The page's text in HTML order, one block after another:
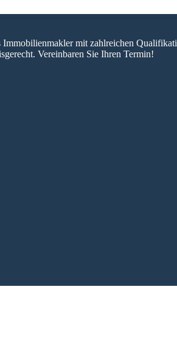
mit zahlreichen
Vereinbaren Sie Ihren Termin!